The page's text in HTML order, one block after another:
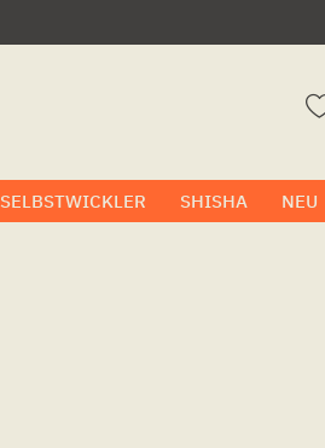
SELBSTWICKLER SHISHA NEU